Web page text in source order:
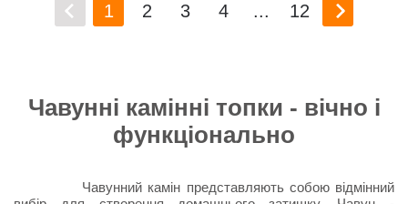
1 2 3 4 ... 12
Чавунні камінні топки - вічно і
функціонально
Чавунний камін представляють собою відмінний